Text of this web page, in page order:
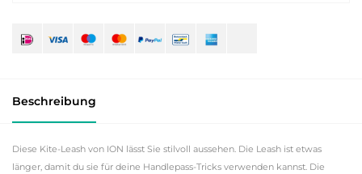
Beschreibung
Diese Kite-Leash von ION lässt Sie stilvoll aussehen. Die Leash ist etwas
länger, damit du sie für deine Handlepass-Tricks verwenden kannst. Die